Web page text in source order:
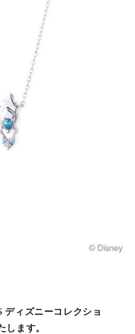
ィズニーコレクショ
します。